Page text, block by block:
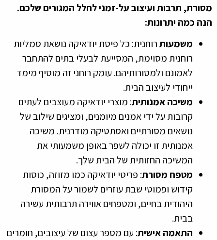
מסורת, תרבות ועיצוב על-זמני לחלל המגורים שלכם.
הנה כמה יתרונות:
משמעותרוחנית: כל פיסת יודאיקה נושאת סמליות
רוחנית מסוימת, המסייעת לבעלי בתים להתחבר
לאמונם ולמסורותיהם. עומק רוחני זה מוסיף מימד
ייחודי לעיצוב הבית.
משיכה אמנותית: מוצרי יודאיקה מעוצבים לעתים
קרובות על ידי אמנים מיומנים, ומציגים שילוב של
נושאים מסורתיים ואסתטיקה מודרנית. משיכה
אמנותית זו יכולה לשפר באופן משמעותי את
המשיכה החזותית של הבית שלך.
מטפח מסורת: פריטי יודאיקה כמו מזוזה, כוסות
קידוש ופמוטי שבת עוזרים לשמור על המסורת
היהודית בחיים, ומטפחים אווירה תרבותית עשירה
בבית.
התאמה אישית: עם מספר עצום של עיצובים, חומרים